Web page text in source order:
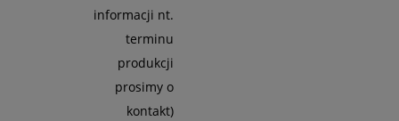
informacji nt.
terminu
produkcji
prosimy o
kontakt)